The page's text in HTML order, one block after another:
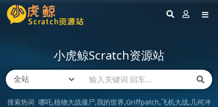
小虎鲸Scratch资源站
搜索热词 哪吒 植物大战僵尸 我的世界 Griffpatch 飞机大战 几何冲